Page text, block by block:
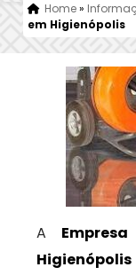
Home»
em Higienópolis
A
Higienópolis